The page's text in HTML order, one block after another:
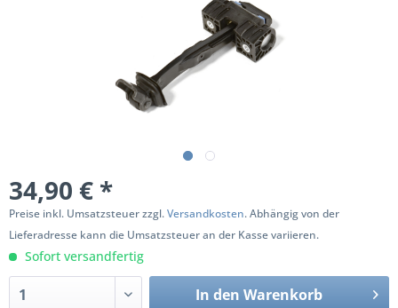
34,90 € *
Preise inkl. Umsatzsteuer zzgl.Versandkosten. Abhängig von der
Lieferadresse kann die Umsatzsteuer an der Kasse variieren.
Sofort versandfertig
In den Warenkorb